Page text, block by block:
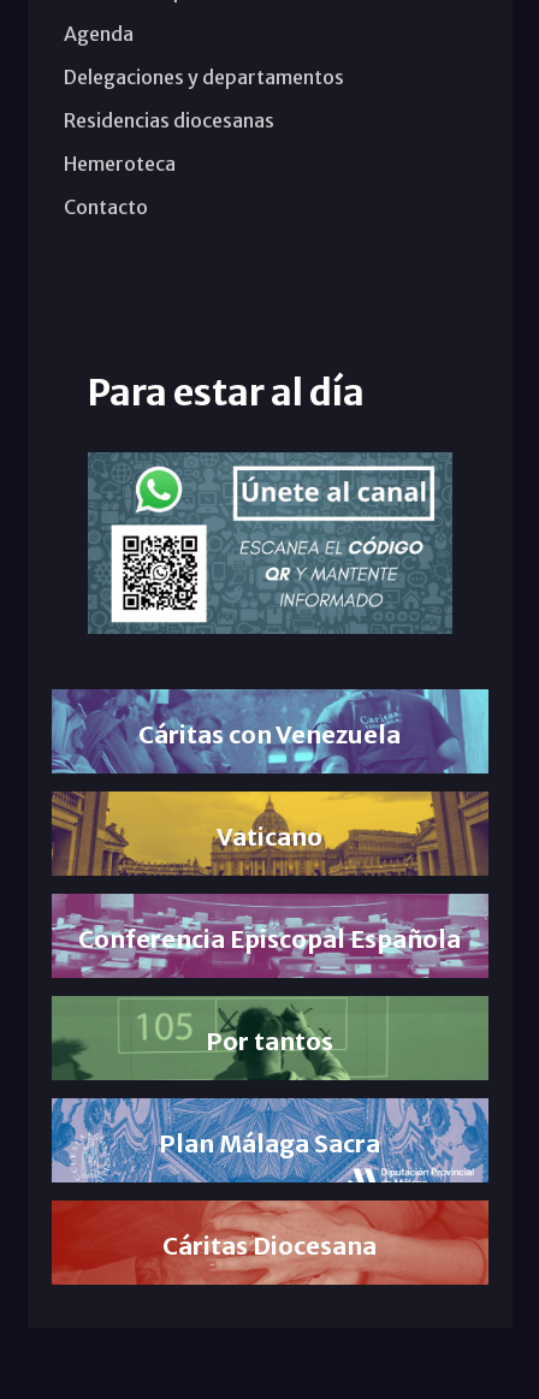
Agenda
Delegaciones y departamentos
Residencias diocesanas
Hemeroteca
Contacto
Para estar al día
Cáritas con Venezuela
Vaticano
Conferencia Episcopal Española
Por tantos
Plan Málaga Sacra
Cáritas Diocesana